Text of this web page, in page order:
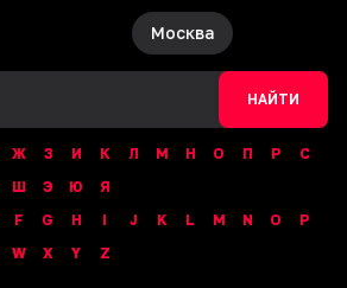
Москва
НАЙТИ
Ж З И К Л М Н О П Р
С
Ш Э Ю
Я
F G H I J K L M N O
P
W X Y Z